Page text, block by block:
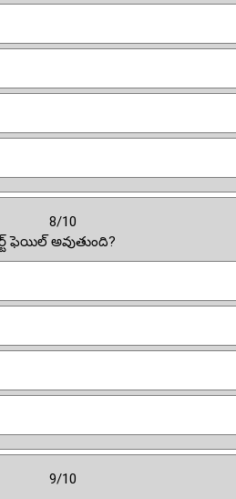
8/10
ఫెయిల్ అవుతుంది?
9/10